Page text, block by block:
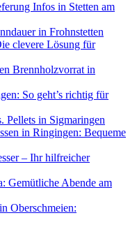
Infos in Stetten am
in Frohnstetten
clevere Lösung für
Brennholzvorrat in
So geht’s richtig für
Pellets in Sigmaringen
in Ringingen: Bequeme
– Ihr hilfreicher
Gemütliche Abende am
Oberschmeien: